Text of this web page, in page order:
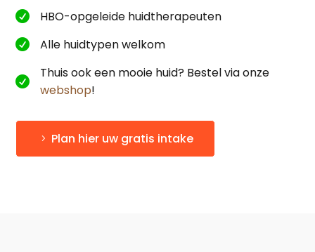
 HBO-opgeleide huidtherapeuten
 Alle huidtypen welkom

Thuis ook een mooie huid? Bestel via onze
webshop!
Plan hier uw gratis intake